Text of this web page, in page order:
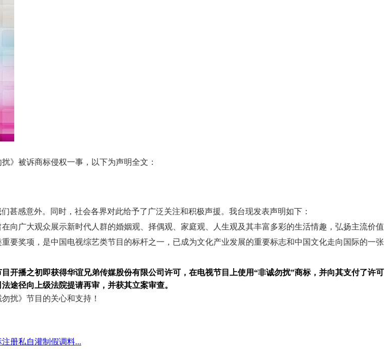
》被诉商标侵权一事，以下为声明全文：
感意外。同时，社会各界对此给予了广泛关注和积极声援。我台现发表声明如下：
向广大观众展示新时代人群的婚姻观、择偶观、家庭观、人生观及其丰富多彩的生活情趣，弘扬主流价值
要奖项，是中国电视综艺类节目的标杆之一，已成为文化产业发展的重要标志和中国文化走向国际的一张
目开播之初即获得华谊兄弟传媒股份有限公司许可，在电视节目上使用“非诚勿扰”商标，并向其支付了许可
途径向上级法院提请再审，并获其立案审查。
扰》节目的关心和支持！
册私自灌制假调料...